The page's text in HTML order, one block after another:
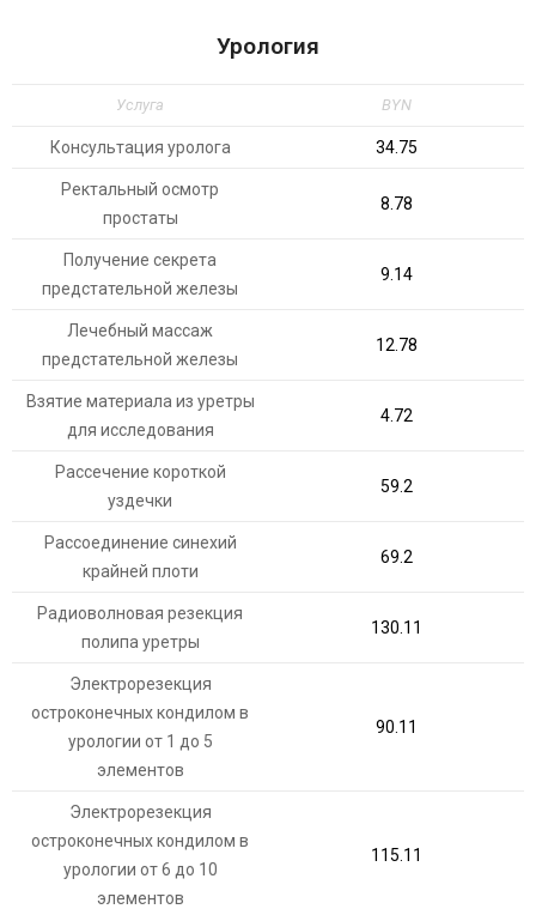
Урология
Услуга BYN
Консультация уролога 34.75
Ректальный осмотр
простаты
8.78
Получение секрета
предстательной железы
9.14
Лечебный массаж
предстательной железы
12.78
Взятие материала из уретры
для исследования
4.72
Рассечение короткой
уздечки
59.2
Рассоединение синехий
крайней плоти
69.2
Радиоволновая резекция
полипа уретры
130.11
Электрорезекция
остроконечных кондилом в
урологии от 1 до 5
элементов
90.11
Электрорезекция
остроконечных кондилом в
урологии от 6 до 10
элементов
115.11